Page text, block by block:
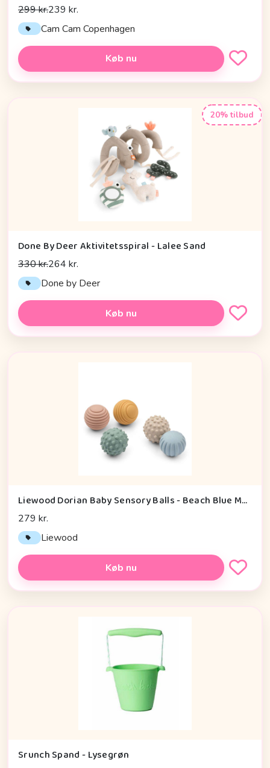
299 kr.239 kr.
Cam Cam Copenhagen
Køb nu
20% tilbud
Done By Deer Aktivitetsspiral - Lalee Sand
330 kr.264 kr.
Done by Deer
Køb nu
Liewood Dorian Baby Sensory Balls - Beach Blue Multi Mix
279 kr.
Liewood
Køb nu
Srunch Spand - Lysegrøn